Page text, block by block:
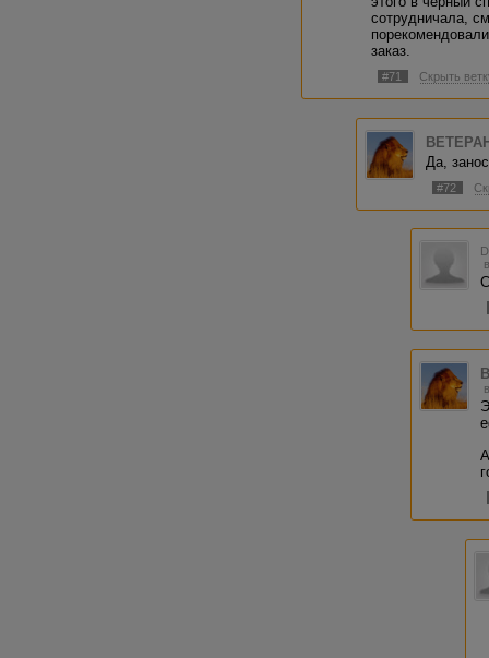
сотрудничала,
заказ.
#71 Скрыть
Да,
#72